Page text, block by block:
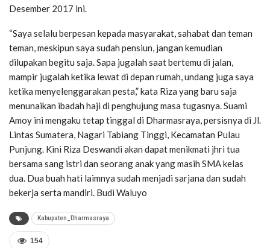
Desember 2017 ini.
“Saya selalu berpesan kepada masyarakat, sahabat dan teman
teman, meskipun saya sudah pensiun, jangan kemudian
dilupakan begitu saja. Sapa jugalah saat bertemu di jalan,
mampir jugalah ketika lewat di depan rumah, undang juga saya
ketika menyelenggarakan pesta,” kata Riza yang baru saja
menunaikan ibadah haji di penghujung masa tugasnya. Suami
Amoy ini mengaku tetap tinggal di Dharmasraya, persisnya di Jl.
Lintas Sumatera, Nagari Tabiang Tinggi, Kecamatan Pulau
Punjung. Kini Riza Deswandi akan dapat menikmati jhri tua
bersama sang istri dan seorang anak yang masih SMA kelas
dua. Dua buah hati laimnya sudah menjadi sarjana dan sudah
bekerja serta mandiri. Budi Waluyo
Kabupaten_Dharmasraya
154